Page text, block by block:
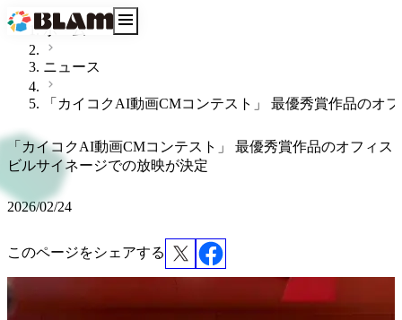
ホーム
ニュース
「カイコクAI動画CMコンテスト」 最優秀賞作品のオ
「カイコクAI動画CMコンテスト」 最優秀賞作品のオフィス
ビルサイネージでの放映が決定
2026/02/24
このページをシェアする